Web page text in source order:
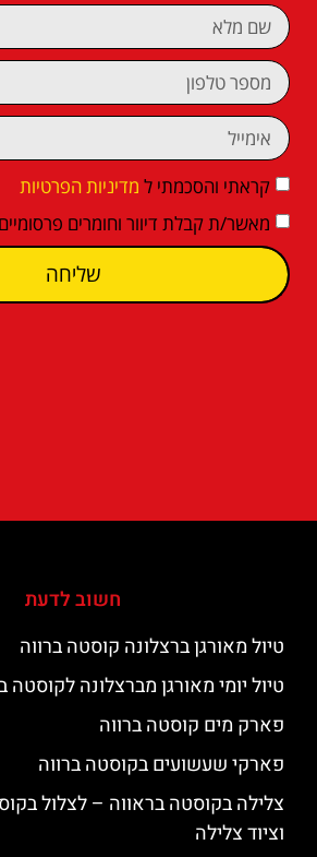
קראתי והסכמתי ל מדיניות הפרטיות
מאשר/ת קבלת דיוור וחומרים פרסומיים
שליחה
חשוב לדעת
טיול מאורגן ברצלונה קוסטה ברווה
טיול יומי מאורגן מברצלונה לקוסטה
פארק מים קוסטה ברווה
פארקי שעשועים בקוסטה ברווה
צלילה בקוסטה בראווה – לצלול
וציוד צלילה